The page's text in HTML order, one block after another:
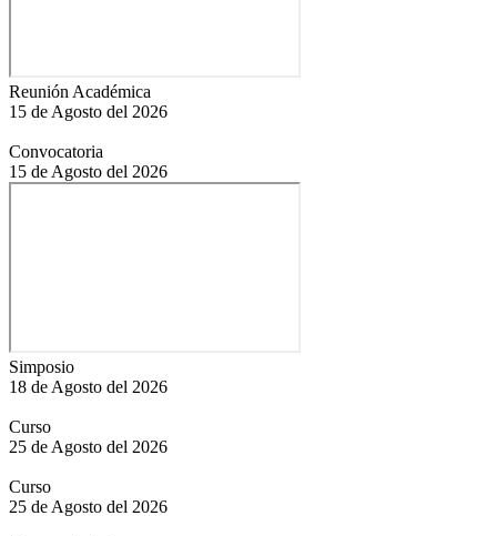
Reunión Académica
15 de Agosto del 2026
Convocatoria
15 de Agosto del 2026
Simposio
18 de Agosto del 2026
Curso
25 de Agosto del 2026
Curso
25 de Agosto del 2026